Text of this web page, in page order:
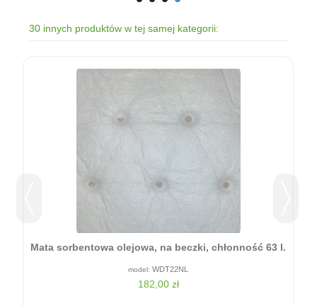
30 innych produktów w tej samej kategorii:
Mata sorbentowa olejowa, na beczki, chłonność 63 l.
WDT22NL
182,00 zł